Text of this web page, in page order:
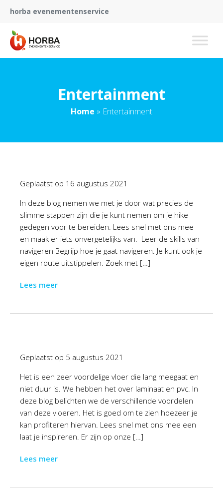
horba evenementenservice
Entertainment
Home » Entertainment
Geplaatst op 16 augustus 2021
In deze blog nemen we met je door wat precies de
slimme stappen zijn die je kunt nemen om je hike
gedegen voor te bereiden. Lees snel met ons mee
en maak er iets onvergetelijks van. Leer de skills van
navigeren Begrijp hoe je gaat navigeren. Je kunt ook je
eigen route uitstippelen. Zoek met […]
Lees meer
Geplaatst op 5 augustus 2021
Het is een zeer voordelige vloer die lang meegaat en
niet duur is. We hebben het over laminaat en pvc. In
deze blog belichten we de verschillende voordelen
van deze vloeren. Het is goed om te zien hoezeer je
kan profiteren hiervan. Lees snel met ons mee een
laat je inspireren. Er zijn op onze […]
Lees meer